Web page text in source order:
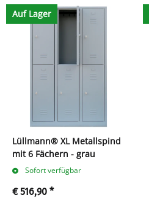
Auf Lager
Lüllmann® XL Metallspind
mit 6 Fächern - grau
Sofort verfügbar
€ 516,90 *